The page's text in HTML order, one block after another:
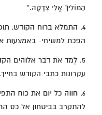
הַמּוֹלִיךְ אֱלֵי צְדָקָה.”
4. התמלא ברוח הקודש.
הפכת למשיחי- באמצעות
5. לְמד את דבר אלוהים
עקרונות כתבי הקודש בחייך.
6. חווה כל יום את כוח
להתקרב בביטחון אל כס